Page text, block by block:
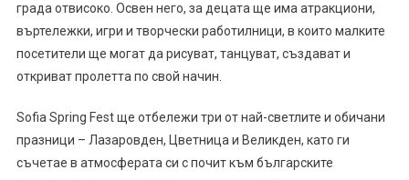
града отвисоко. Освен него, за децата ще има атракциони,
въртележки, игри и творчески работилници, в които малките
посетители ще могат да рисуват, танцуват, създават и
откриват пролетта по свой начин.
Sofia Spring Fest ще отбележи три от най-светлите и обичани
празници – Лазаровден, Цветница и Великден, като ги
съчетае в атмосферата си с почит към българските